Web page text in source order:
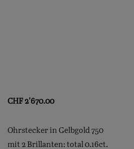
CHF2'670.00
Ohrstecker in Gelbgold 750
mit 2 Brillanten: total 0.16ct.